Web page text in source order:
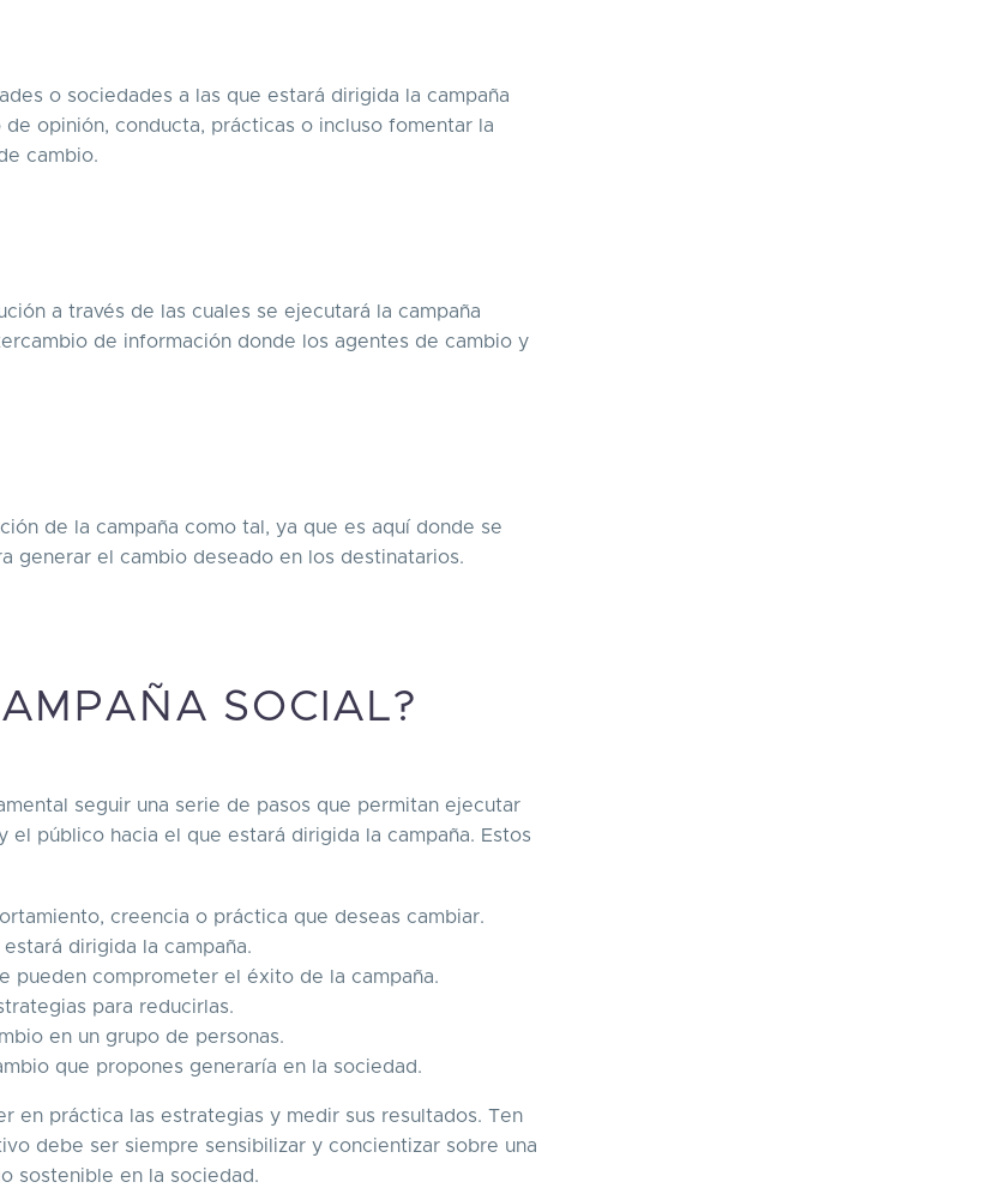
o sociedades a las que estará dirigida la campaña
opinión, conducta, prácticas o incluso fomentar la
cambio.
a través de las cuales se ejecutará la campaña
de información donde los agentes de cambio y
de la campaña como tal, ya que es aquí donde se
generar el cambio deseado en los destinatarios.
SOCIAL?
seguir una serie de pasos que permitan ejecutar
público hacia el que estará dirigida la campaña. Estos
creencia o práctica que deseas cambiar.
dirigida la campaña.
pueden comprometer el éxito de la campaña.
para reducirlas.
en un grupo de personas.
que propones generaría en la sociedad.
en práctica las estrategias y medir sus resultados. Ten
debe ser siempre sensibilizar y concientizar sobre una
sostenible en la sociedad.